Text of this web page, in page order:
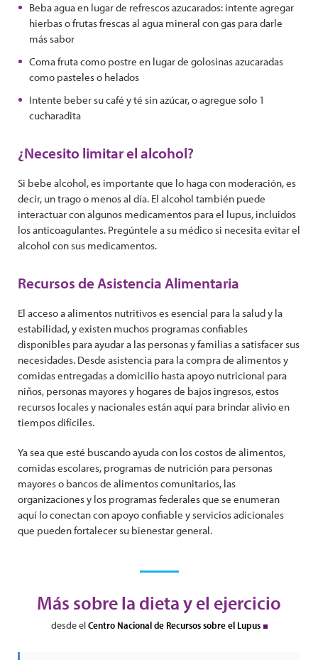
Beba agua en lugar de refrescos azucarados: intente agregar
hierbas o frutas frescas al agua mineral con gas para darle
más sabor
Coma fruta como postre en lugar de golosinas azucaradas
como pasteles o helados
Intente beber su café y té sin azúcar, o agregue solo 1
cucharadita
¿Necesito limitar el alcohol?
Si bebe alcohol, es importante que lo haga con moderación, es
decir, un trago o menos al día. El alcohol también puede
interactuar con algunos medicamentos para el lupus, incluidos
los anticoagulantes. Pregúntele a su médico si necesita evitar el
alcohol con sus medicamentos.
Recursos de Asistencia Alimentaria
El acceso a alimentos nutritivos es esencial para la salud y la
estabilidad, y existen muchos programas confiables
disponibles para ayudar a las personas y familias a satisfacer sus
necesidades. Desde asistencia para la compra de alimentos y
comidas entregadas a domicilio hasta apoyo nutricional para
niños, personas mayores y hogares de bajos ingresos, estos
recursos locales y nacionales están aquí para brindar alivio en
tiempos difíciles.
Ya sea que esté buscando ayuda con los costos de alimentos,
comidas escolares, programas de nutrición para personas
mayores o bancos de alimentos comunitarios, las
organizaciones y los programas federales que se enumeran
aquí lo conectan con apoyo confiable y servicios adicionales
que pueden fortalecer su bienestar general.
Más sobre la dieta y el ejercicio
desde elCentro Nacional de Recursos sobre el Lupus